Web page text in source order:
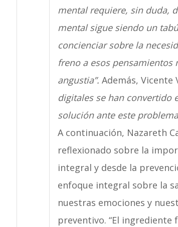
mental requiere, sin duda,
mental sigue siendo un
concienciar sobre la
freno a esos pensamientos
angustia”. Además, Vicente
digitales se han convertido
solución ante este
A continuación, Nazareth
reflexionado sobre la
integral y desde la
enfoque integral sobre la
nuestras emociones y
preventivo. “El ingrediente